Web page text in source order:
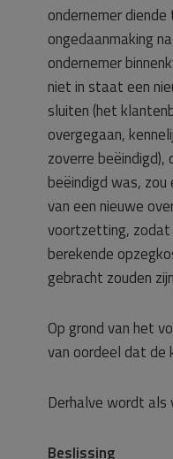
ondernemer diende
ongedaanmaking
ondernemer
niet in staat een
sluiten (het
overgegaan,
zoverre beëindigd),
beëindigd was,
van een nieuwe
voortzetting, zodat
berekende
gebracht zouden
Op grond van het
van oordeel dat de
Derhalve wordt
Beslissing